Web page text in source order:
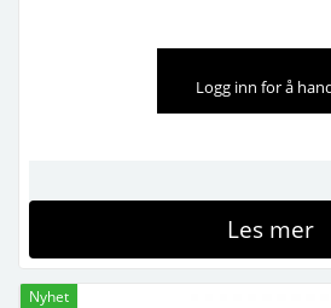
Logg inn for å
Les mer
Nyhet